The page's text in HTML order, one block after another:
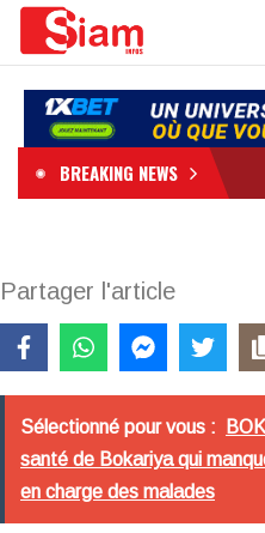
BREAKING NEWS
Partager l'article
Sélectionné pour vous :
santé de Bokariya qui
en charge des malades